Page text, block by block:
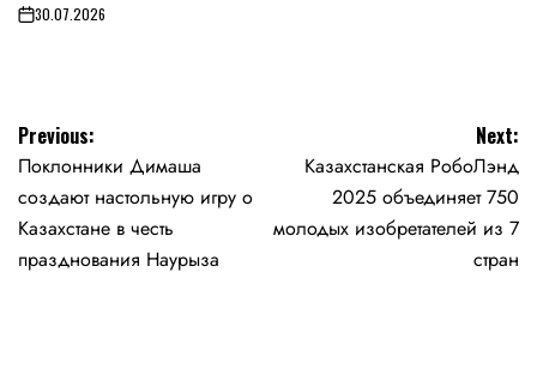
on30.07.2026
Навигация
по
записям
Previous:
Поклонники Димаша
создают настольную игру о
Казахстане в честь
празднования Наурыза
Next:
Казахстанская РобоЛэнд
2025 объединяет 750
молодых изобретателей из 7
стран